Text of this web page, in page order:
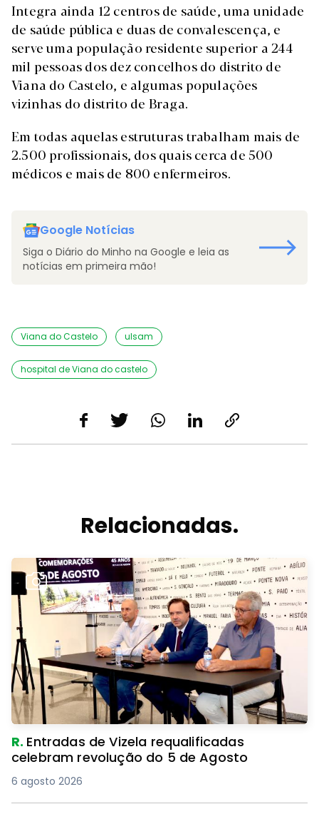
Integra ainda 12 centros de saúde, uma unidade
de saúde pública e duas de convalescença, e
serve uma população residente superior a 244
mil pessoas dos dez concelhos do distrito de
Viana do Castelo, e algumas populações
vizinhas do distrito de Braga.
Em todas aquelas estruturas trabalham mais de
2.500 profissionais, dos quais cerca de 500
médicos e mais de 800 enfermeiros.
Google Notícias
Siga o Diário do Minho na Google e leia as
notícias em primeira mão!
Viana do Castelo ulsam
hospital de Viana do castelo
Relacionadas.
R. Entradas de Vizela requalificadas
celebram revolução do 5 de Agosto
6 agosto 2026